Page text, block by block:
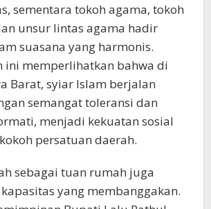
sementara tokoh agama, tokoh
unsur lintas agama hadir
suasana yang harmonis.
ini memperlihatkan bahwa di
Barat, syiar Islam berjalan
semangat toleransi dan
menjadi kekuatan sosial
persatuan daerah.
sebagai tuan rumah juga
yang membanggakan.